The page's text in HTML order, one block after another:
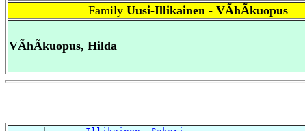
Family Uusi-Illikainen - VÃhÃkuopus
VÃhÃkuopus, Hilda